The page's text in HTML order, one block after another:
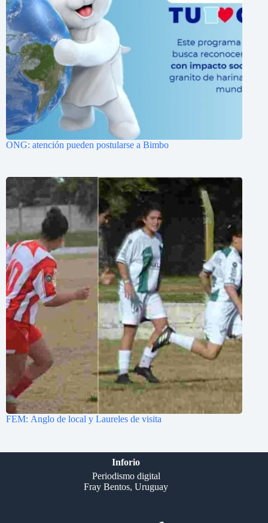
ONG: atención pueden postularse a Bimbo
FEM: Anglo de local y Laureles de visita
Inforio
Periodismo digital
Fray Bentos, Uruguay